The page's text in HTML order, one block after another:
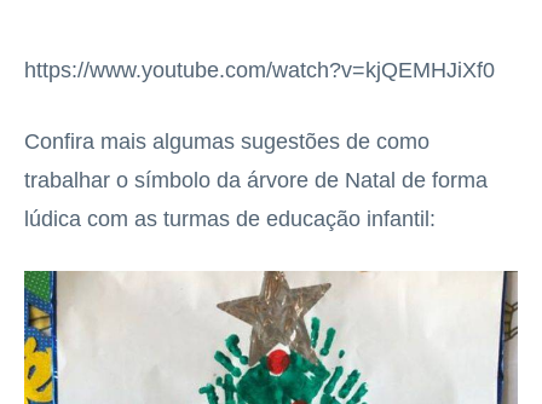
https://www.youtube.com/watch?v=kjQEMHJiXf0
Confira mais algumas sugestões de como
trabalhar o símbolo da árvore de Natal de forma
lúdica com as turmas de educação infantil: